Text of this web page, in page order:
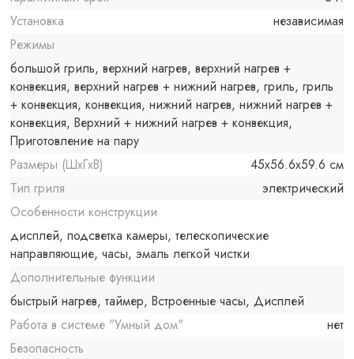
Установка
независимая
Режимы
большой гриль, верхний нагрев, верхний нагрев +
конвекция, верхний нагрев + нижний нагрев, гриль, гриль
+ конвекция, конвекция, нижний нагрев, нижний нагрев +
конвекция, Верхний + нижний нагрев + конвекция,
Приготовление на пару
Размеры (ШxГxВ)
45x56.6x59.6 см
Тип гриля
электрический
Особенности конструкции
дисплей, подсветка камеры, телескопические
направляющие, часы, эмаль легкой чистки
Дополнительные функции
быстрый нагрев, таймер, Встроенные часы, Дисплей
Работа в системе "Умный дом"
нет
Безопасность